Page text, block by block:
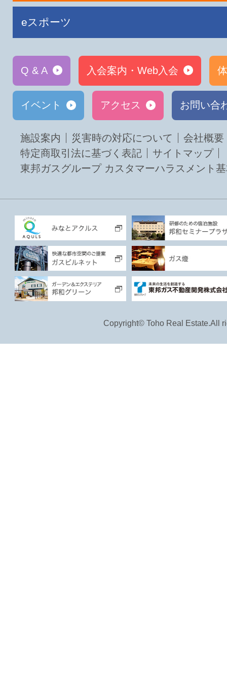
eスポーツ
Q & A 入会案内・Web入会
イベント アクセス お問い合
施設案内 災害時の対応について
会社概要
特定商取引法に基づく表記
サイトマップ
東邦ガスグループ カスタマーハラスメント
Copyright© Toho Real Estate.All